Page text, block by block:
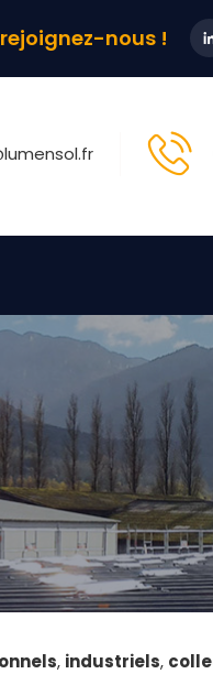
rejoignez-nous !
, industriels,